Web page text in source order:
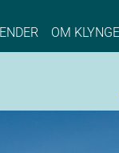
OM